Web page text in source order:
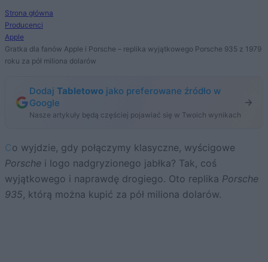
Strona główna
Producenci
Apple
Gratka dla fanów Apple i Porsche – replika wyjątkowego Porsche 935 z 1979
roku za pół miliona dolarów
Dodaj Tabletowo jako preferowane źródło w
Google
Nasze artykuły będą częściej pojawiać się w Twoich wynikach
Co wyjdzie, gdy połączymy klasyczne, wyścigowe
Porsche i logo nadgryzionego jabłka? Tak, coś
wyjątkowego i naprawdę drogiego. Oto replika Porsche
935, którą można kupić za pół miliona dolarów.